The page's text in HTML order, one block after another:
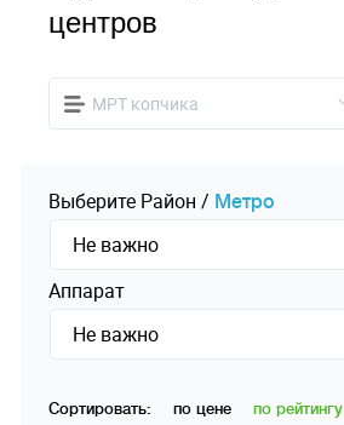
центров
МРТ копчика
Выберите Pайон / Mетро
Не важно
Аппарат
Не важно
Сортировать: по цене по рейтингу